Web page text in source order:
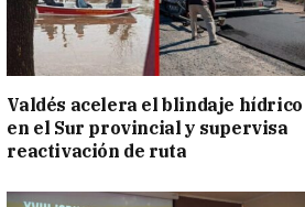
Valdés acelera el blindaje hídrico
en el Sur provincial y supervisa
reactivación de ruta